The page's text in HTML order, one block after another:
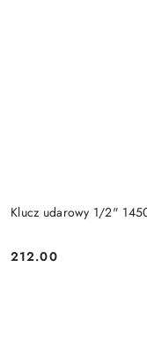
Klucz udarowy 1/2"
Cena:
212.00